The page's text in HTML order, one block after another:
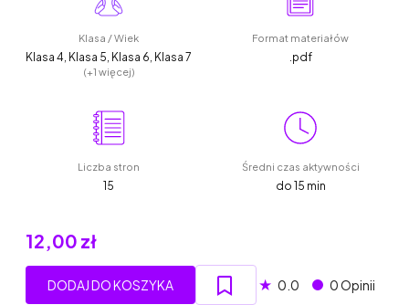
Klasa / Wiek
Klasa 4, Klasa 5, Klasa 6, Klasa 7
(+1 więcej)
Format materiałów
.pdf
Liczba stron
15
Średni czas aktywności
do 15 min
12,00 zł
DODAJ DO KOSZYKA ★ 0.0 0 Opinii